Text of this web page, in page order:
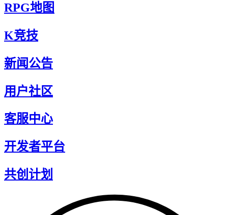
RPG地图
K竞技
新闻公告
用户社区
客服中心
开发者平台
共创计划